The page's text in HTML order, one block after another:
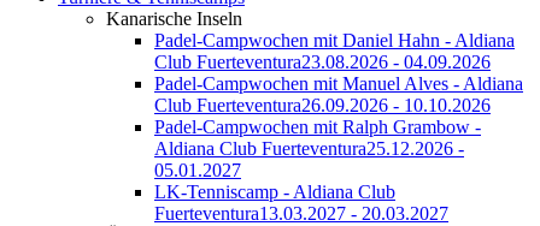
Kanarische Inseln
Padel-Campwochen mit Daniel Hahn - Aldiana
Club Fuerteventura23.08.2026 - 04.09.2026
Padel-Campwochen mit Manuel Alves - Aldiana
Club Fuerteventura26.09.2026 - 10.10.2026
Padel-Campwochen mit Ralph Grambow -
Aldiana Club Fuerteventura25.12.2026 -
05.01.2027
LK-Tenniscamp - Aldiana Club
Fuerteventura13.03.2027 - 20.03.2027